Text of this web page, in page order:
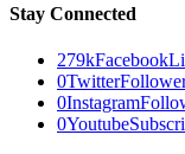
Stay Connected
279kFacebook
0Twitter
0Instagram
0Youtube